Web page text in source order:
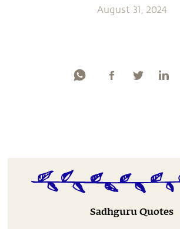
August 31, 2024
Sadhguru Quotes